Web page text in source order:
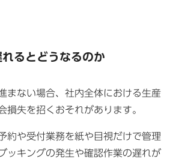
るとどうなるのか
まない場合、社内全体における生産
損失を招くおそれがあります。
約や受付業務を紙や目視だけで管理
ッキングの発生や確認作業の遅れが